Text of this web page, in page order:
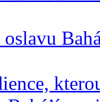
oslavu